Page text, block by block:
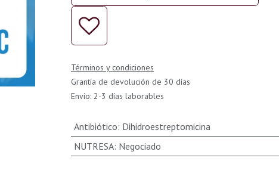
Términos y condiciones
Grantía de devolución de 30 días
Envío: 2-3 días laborables
Antibiótico: Dihidroestreptomicina
NUTRESA: Negociado